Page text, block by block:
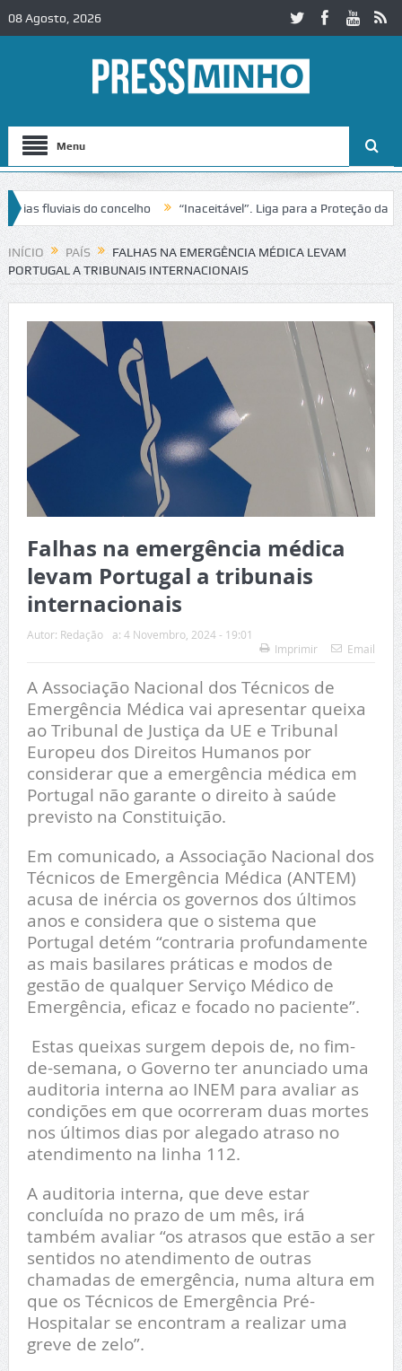
08 Agosto, 2026
Menu
do concelho “Inaceitável”. Liga para a Proteção da
no IC2 em Alcobaça Igreja do Castelo de Cerveira
INÍCIO PAÍS
FALHAS NA EMERGÊNCIA MÉDICA LEVAM
PORTUGAL A TRIBUNAIS INTERNACIONAIS
Falhas na emergência médica
levam Portugal a tribunais
internacionais
Autor: Redação a: 4 Novembro, 2024 - 19:01
Imprimir
Email
A Associação Nacional dos Técnicos de
Emergência Médica vai apresentar queixa
ao Tribunal de Justiça da UE e Tribunal
Europeu dos Direitos Humanos por
considerar que a emergência médica em
Portugal não garante o direito à saúde
previsto na Constituição.
Em comunicado, a Associação Nacional dos
Técnicos de Emergência Médica (ANTEM)
acusa de inércia os governos dos últimos
anos e considera que o sistema que
Portugal detém “contraria profundamente
as mais basilares práticas e modos de
gestão de qualquer Serviço Médico de
Emergência, eficaz e focado no paciente”.
Estas queixas surgem depois de, no fim-
de-semana, o Governo ter anunciado uma
auditoria interna ao INEM para avaliar as
condições em que ocorreram duas mortes
nos últimos dias por alegado atraso no
atendimento na linha 112.
A auditoria interna, que deve estar
concluída no prazo de um mês, irá
também avaliar “os atrasos que estão a ser
sentidos no atendimento de outras
chamadas de emergência, numa altura em
que os Técnicos de Emergência Pré-
Hospitalar se encontram a realizar uma
greve de zelo”.